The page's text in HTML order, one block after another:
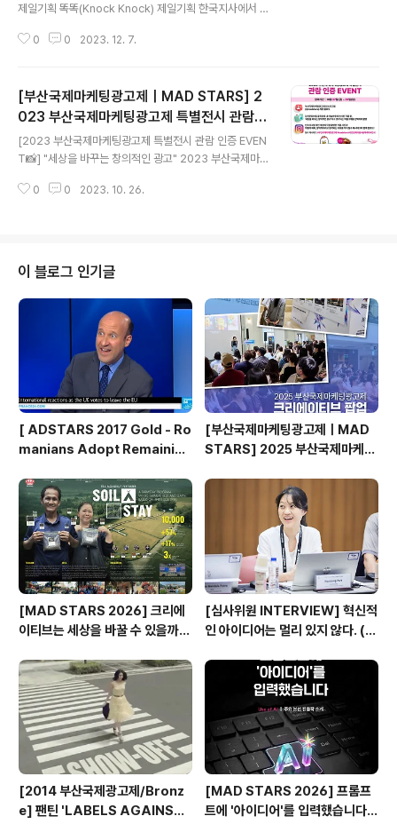
제일기획 똑똑(Knock Knock) 제일기획 한국지사에서 제
23에서 그랑프리 4개 포함, 골드 5개, 실버 1개, 브론즈 1
기발한 아이디어로 수상의 영예를 안게 되었을까요? 사실
지난 8년 동안 한국의 가정폭력은 718%나 증가했다고 합
니다. 경찰청 통계에 따르면 가정폭력 신고 건수는 2019
년 24만564건, 2020년 22만1824건 지난해 21만866
9건으로 집계됐습니다. 전문가들은 사회적 거리두기와 외
출 제한 등으로 피해자와 가해자가 같은 공간..
0 0 2023. 12. 7.
[부산국제마케팅광고제｜MAD STARS] 2
023 부산국제마케팅광고제 특별전시 관람
인증 EVENT📸
[2023 부산국제마케팅광고제 특별전시 관람 인증 EVEN
T📸] "세상을 바꾸는 창의적인 광고" 2023 부산국제마케
하늘마루에서 개최되는 '부산국제마케팅광고제 특별전시'!
케팅광고제 인스타그램(@madstars) 계정 팔로우 2. 감
천문화마을 골목축제 내 하늘마루에 전시된 작품 중, ‘세상
을 바꾸는 창의적인 광고’라고 생각되는 작품 2개를 선택
하여 촬영📸 3. 인스타그램 개인 계정에 직접 촬영한 작품
사진과 작품의 제목, 창의적이라고 생각되는 이유를 적어
필수 해시태그와 함께 업로드..
0 0 2023. 10. 26.
이 블로그 인기글
[ ADSTARS 2017 Gold - Ro
manians Adopt Remainian
[부산국제마케팅광고제ㅣMAD
STARS] 2025 부산국제마케팅
기
[MAD STARS 2026] 크리에
이티브는 세상을 바꿀 수 있을까?
작)
[심사위원 INTERVIEW] 혁신적
인 아이디어는 멀리 있지 않다. (제
[2014 부산국제광고제/Bronz
e] 팬틴 'LABELS AGAINST
[MAD STARS 2026] 프롬프
트에 '아이디어'를 입력했습니다